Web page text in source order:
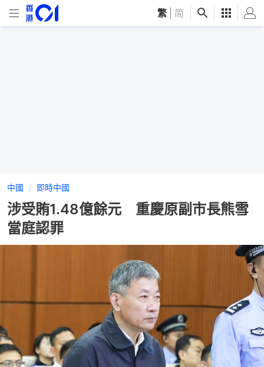
繁 简
中國 即時中國
涉受賄1.48億餘元 重慶原副市長熊雪
當庭認罪